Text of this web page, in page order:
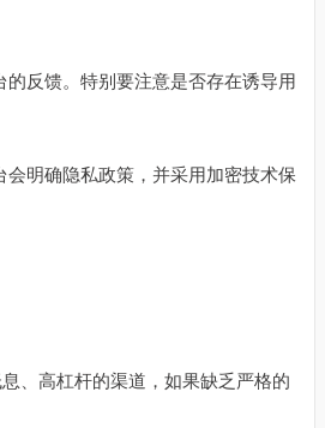
反馈。特别要注意是否存在诱导用
明确隐私政策，并采用加密技术保
、高杠杆的渠道，如果缺乏严格的